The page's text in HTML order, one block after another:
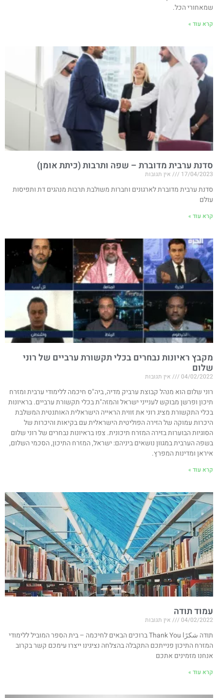
שמאחורי הכל.
קרא עוד »
סדנת ערבית מדוברת – שפה ותרבות (כיתת אומן)
17/04/2023 אין תגובות
סדנת ערבית מדוברת לארגונים וחברות משולבת תרבות מנהגים דת ותפיסות
עולם
קרא עוד »
מקבץ ראיונות נבחרים בכלי תקשורת ערביים של רוני
שלום
04/02/2022 אין תגובות
רוני שלום הוא מנהל קבוצת ערביק מדיה, ביה"ס חיכמה ללימודי ערבית ומזרח
תיכון ופרשן מבוקש לענייני ישראל והמזה"ת בכלי תקשורת ערביים. בראיונות
בכלי התקשורת מציג רוני את זווית הראייה הישראלית האותנטית המשלבת
היכרות עמוקה של הזירה הפוליטית הישראלית עם בקיאות והיכרות של
הסוגיות הבוערות בזירה המזרח תיכונית. צפו בראיונות נבחרים של רוני שלום
בשפה הערבית במגוון נושאים ביניהם: ישראל, המזרח התיכון, הסכמי השלום,
איראן ומדינות המפרץ.
קרא עוד »
עמוד תודה
04/02/2022 אין תגובות
תודה شكرًا Thank You ברוכים הבאים לחיכמה – בית הספר המוביל ללימודי
המזרח התיכון פנייתכם התקבלה בהצלחה נציגינו ייצרו עימכם קשר בקרוב
אנחנו מזמינים אתכם
קרא עוד »